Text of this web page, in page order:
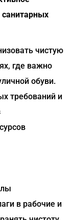
чистую
где важно
обуви.
требований и
в рабочие и